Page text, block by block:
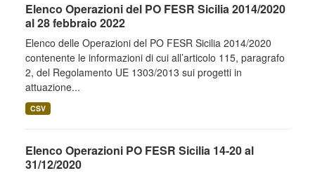
Elenco Operazioni del PO FESR Sicilia 2014/2020
al 28 febbraio 2022
Elenco delle Operazioni del PO FESR Sicilia 2014/2020
contenente le informazioni di cui all’articolo 115, paragrafo
2, del Regolamento UE 1303/2013 sui progetti in
attuazione...
CSV
Elenco Operazioni PO FESR Sicilia 14-20 al
31/12/2020